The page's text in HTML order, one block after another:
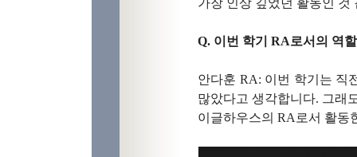
가장 인상 깊었던 활동인 것
Q. 이번 학기 RA로서의 역
안다훈 RA: 이번 학기는 직
많았다고 생각합니다. 그래
이글하우스의 RA 로서 활동